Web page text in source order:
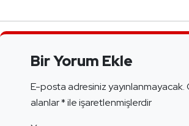
Bir Yorum Ekle
E-posta adresiniz yayınlanmayacak.
alanlar*ile işaretlenmişlerdir